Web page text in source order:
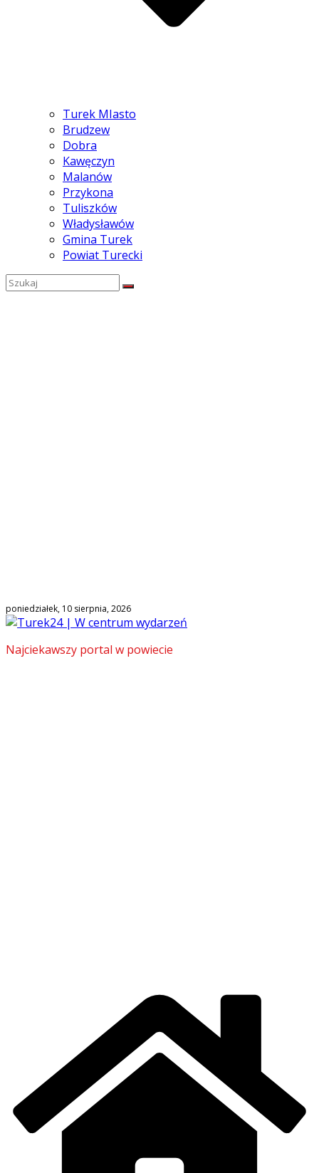
Turek MIasto
Brudzew
Dobra
Kawęczyn
Malanów
Przykona
Tuliszków
Władysławów
Gmina Turek
Powiat Turecki
poniedziałek, 10 sierpnia, 2026
Najciekawszy portal w powiecie